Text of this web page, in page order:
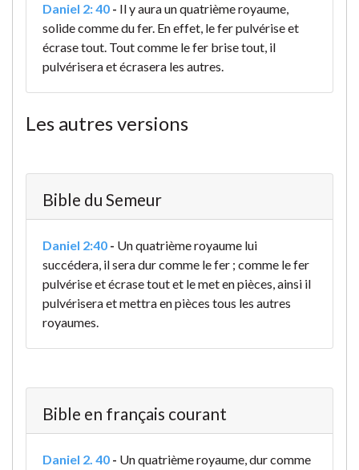
Daniel 2: 40 - Il y aura un quatrième royaume,
solide comme du fer. En effet, le fer pulvérise et
écrase tout. Tout comme le fer brise tout, il
pulvérisera et écrasera les autres.
Les autres versions
Bible du Semeur
Daniel 2:40 - Un quatrième royaume lui
succédera, il sera dur comme le fer ; comme le fer
pulvérise et écrase tout et le met en pièces, ainsi il
pulvérisera et mettra en pièces tous les autres
royaumes.
Bible en français courant
Daniel 2. 40 - Un quatrième royaume, dur comme